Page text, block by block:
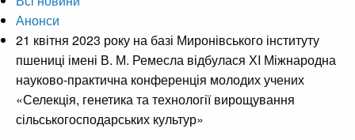
Анонси
21 квітня 2023 року на базі Миронівського інституту
пшениці імені В. М. Ремесла відбулася ХI Міжнародна
науково-практична конференція молодих учених
«Селекція, генетика та технології вирощування
сільськогосподарських культур»